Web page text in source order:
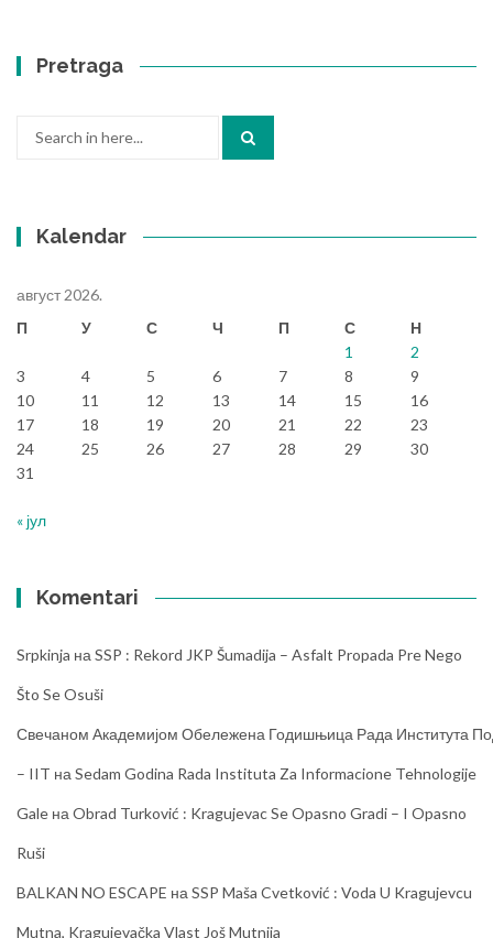
Pretraga
Kalendar
август 2026.
П
У С Ч П С
Н
1
2
3
4 5 6 7 8
9
10
11 12 13 14 15
16
17
18 19 20 21 22
23
24
25 26 27 28 29
30
31
« јул
Komentari
Srpkinja на SSP : Rekord JKP Šumadija – Asfalt Propada Pre Nego
Što Se Osuši
Свечаном Академијом Обележена Годишњица Рада Института
– IIT на Sedam Godina Rada Instituta Za Informacione Tehnologije
Gale на Obrad Turković : Kragujevac Se Opasno Gradi – I Opasno
Ruši
BALKAN NO ESCAPE на SSP Maša Cvetković : Voda U Kragujevcu
Mutna, Kragujevačka Vlast Još Mutnija